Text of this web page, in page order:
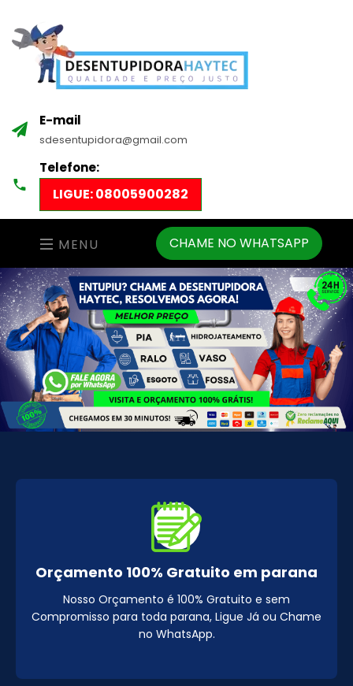
E-mail
sdesentupidora@gmail.com
Telefone:
LIGUE: 08005900282
MENU CHAME NO WHATSAPP
Orçamento 100% Gratuito em parana
Nosso Orçamento é 100% Gratuito e sem
Compromisso para toda parana, Ligue Já ou Chame
no WhatsApp.